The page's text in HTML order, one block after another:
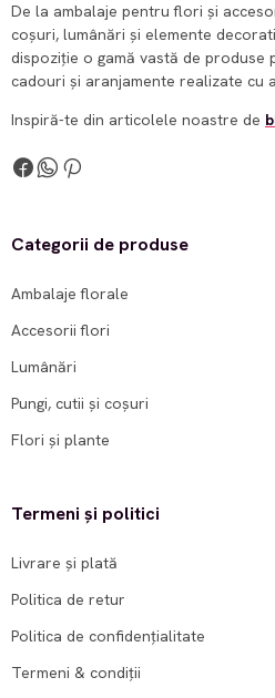
De la ambalaje pentru flori și
coșuri, lumânări și elemente
dispoziție o gamă vastă de produse
cadouri și aranjamente realizate cu
Inspiră-te din articolele noastre de
Categorii de produse
Ambalaje florale
Accesorii flori
Lumânări
Pungi, cutii și coșuri
Flori și plante
Termeni și politici
Livrare și plată
Politica de retur
Politica de confidențialitate
Termeni & condiții